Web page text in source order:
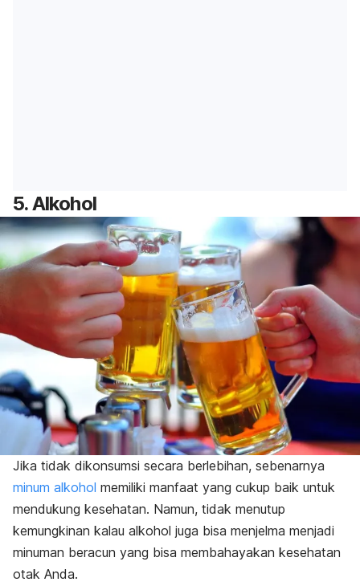
5. Alkohol
Jika tidak dikonsumsi secara berlebihan, sebenarnya
minum alkohol memiliki manfaat yang cukup baik untuk
mendukung kesehatan. Namun, tidak menutup
kemungkinan kalau alkohol juga bisa menjelma menjadi
minuman beracun yang bisa membahayakan kesehatan
otak Anda.